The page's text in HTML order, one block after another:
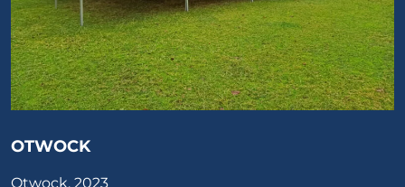
OTWOCK
Otwock, 2023